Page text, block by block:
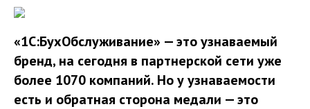
«1С:БухОбслуживание» — это узнаваемый
бренд, на сегодня в партнерской сети уже
более 1070 компаний. Но у узнаваемости
есть и обратная сторона медали — это